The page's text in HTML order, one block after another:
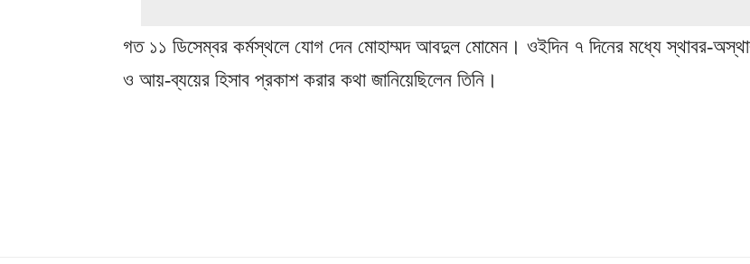
গত ১১ ডিসেম্বর কর্মস্থলে যোগ দেন মোহাম্মদ আবদুল মোমেন। ওইদিন ৭ দিনের মধ্যে স্থাবর-
ও আয়-ব্যয়ের হিসাব প্রকাশ করার কথা জানিয়েছিলেন তিনি।